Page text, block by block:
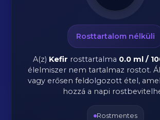
Rosttartalom nélküli
A(z) Kefir rosttartalma 0.0 ml /
élelmiszer nem tartalmaz rostot.
vagy erősen feldolgozott étel,
hozzá a napi
Rostmentes